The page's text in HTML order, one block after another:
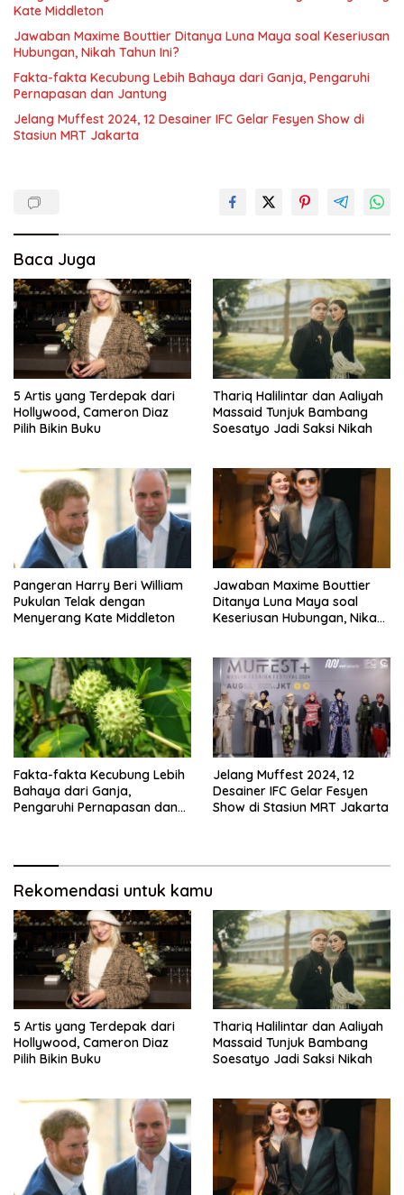
Kate Middleton
Jawaban Maxime Bouttier Ditanya Luna Maya soal Keseriusan
Hubungan, Nikah Tahun Ini?
Fakta-fakta Kecubung Lebih Bahaya dari Ganja, Pengaruhi
Pernapasan dan Jantung
Jelang Muffest 2024, 12 Desainer IFC Gelar Fesyen Show di
Stasiun MRT Jakarta
Baca Juga
5 Artis yang Terdepak dari
Hollywood, Cameron Diaz
Pilih Bikin Buku
Thariq Halilintar dan Aaliyah
Massaid Tunjuk Bambang
Soesatyo Jadi Saksi Nikah
Pangeran Harry Beri William
Pukulan Telak dengan
Menyerang Kate Middleton
Jawaban Maxime Bouttier
Ditanya Luna Maya soal
Keseriusan Hubungan, Nikah
Fakta-fakta Kecubung Lebih
Bahaya dari Ganja,
Pengaruhi Pernapasan dan
Jelang Muffest 2024, 12
Desainer IFC Gelar Fesyen
Show di Stasiun MRT Jakarta
Rekomendasi untuk kamu
5 Artis yang Terdepak dari
Hollywood, Cameron Diaz
Pilih Bikin Buku
Thariq Halilintar dan Aaliyah
Massaid Tunjuk Bambang
Soesatyo Jadi Saksi Nikah